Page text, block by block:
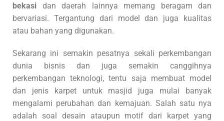
bekasi dan daerah lainnya memang beragam dan
bervariasi. Tergantung dari model dan juga kualitas
atau bahan yang digunakan.
Sekarang ini semakin pesatnya sekali perkembangan
dunia bisnis dan juga semakin canggihnya
perkembangan teknologi, tentu saja membuat model
dan jenis karpet untuk masjid juga mulai banyak
mengalami perubahan dan kemajuan. Salah satu nya
adalah soal desain ataupun motif dari karpet yang